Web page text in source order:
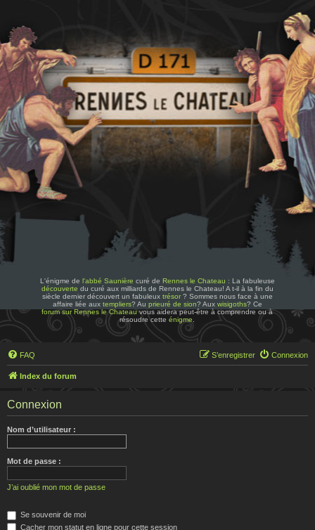
L'énigme de l'abbé Saunière curé de Rennes le Chateau : La fabuleuse
découverte du curé aux milliards de Rennes le Chateau! A t-il à la fin du
siècle dernier découvert un fabuleux trésor? Sommes nous face à une
affaire liée aux templiers? Au prieuré de sion? Aux wisigoths? Ce
forum sur Rennes le Chateauvous aidera peut-être à comprendre ou à
résoudre cetteénigme
FAQ Connexion
S’enregistrer
Index du forum
Connexion
Nom d’utilisateur :
Mot de passe :
J’ai oublié mon mot de passe
Se souvenir de moi
Cacher mon statut en ligne pour cette session